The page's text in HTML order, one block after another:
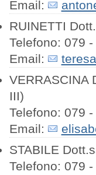
Email:
RUINETTI
Telefono: 079
Email:
VERRASCINA
III)
Telefono: 079
Email:
STABILE
Telefono: 079